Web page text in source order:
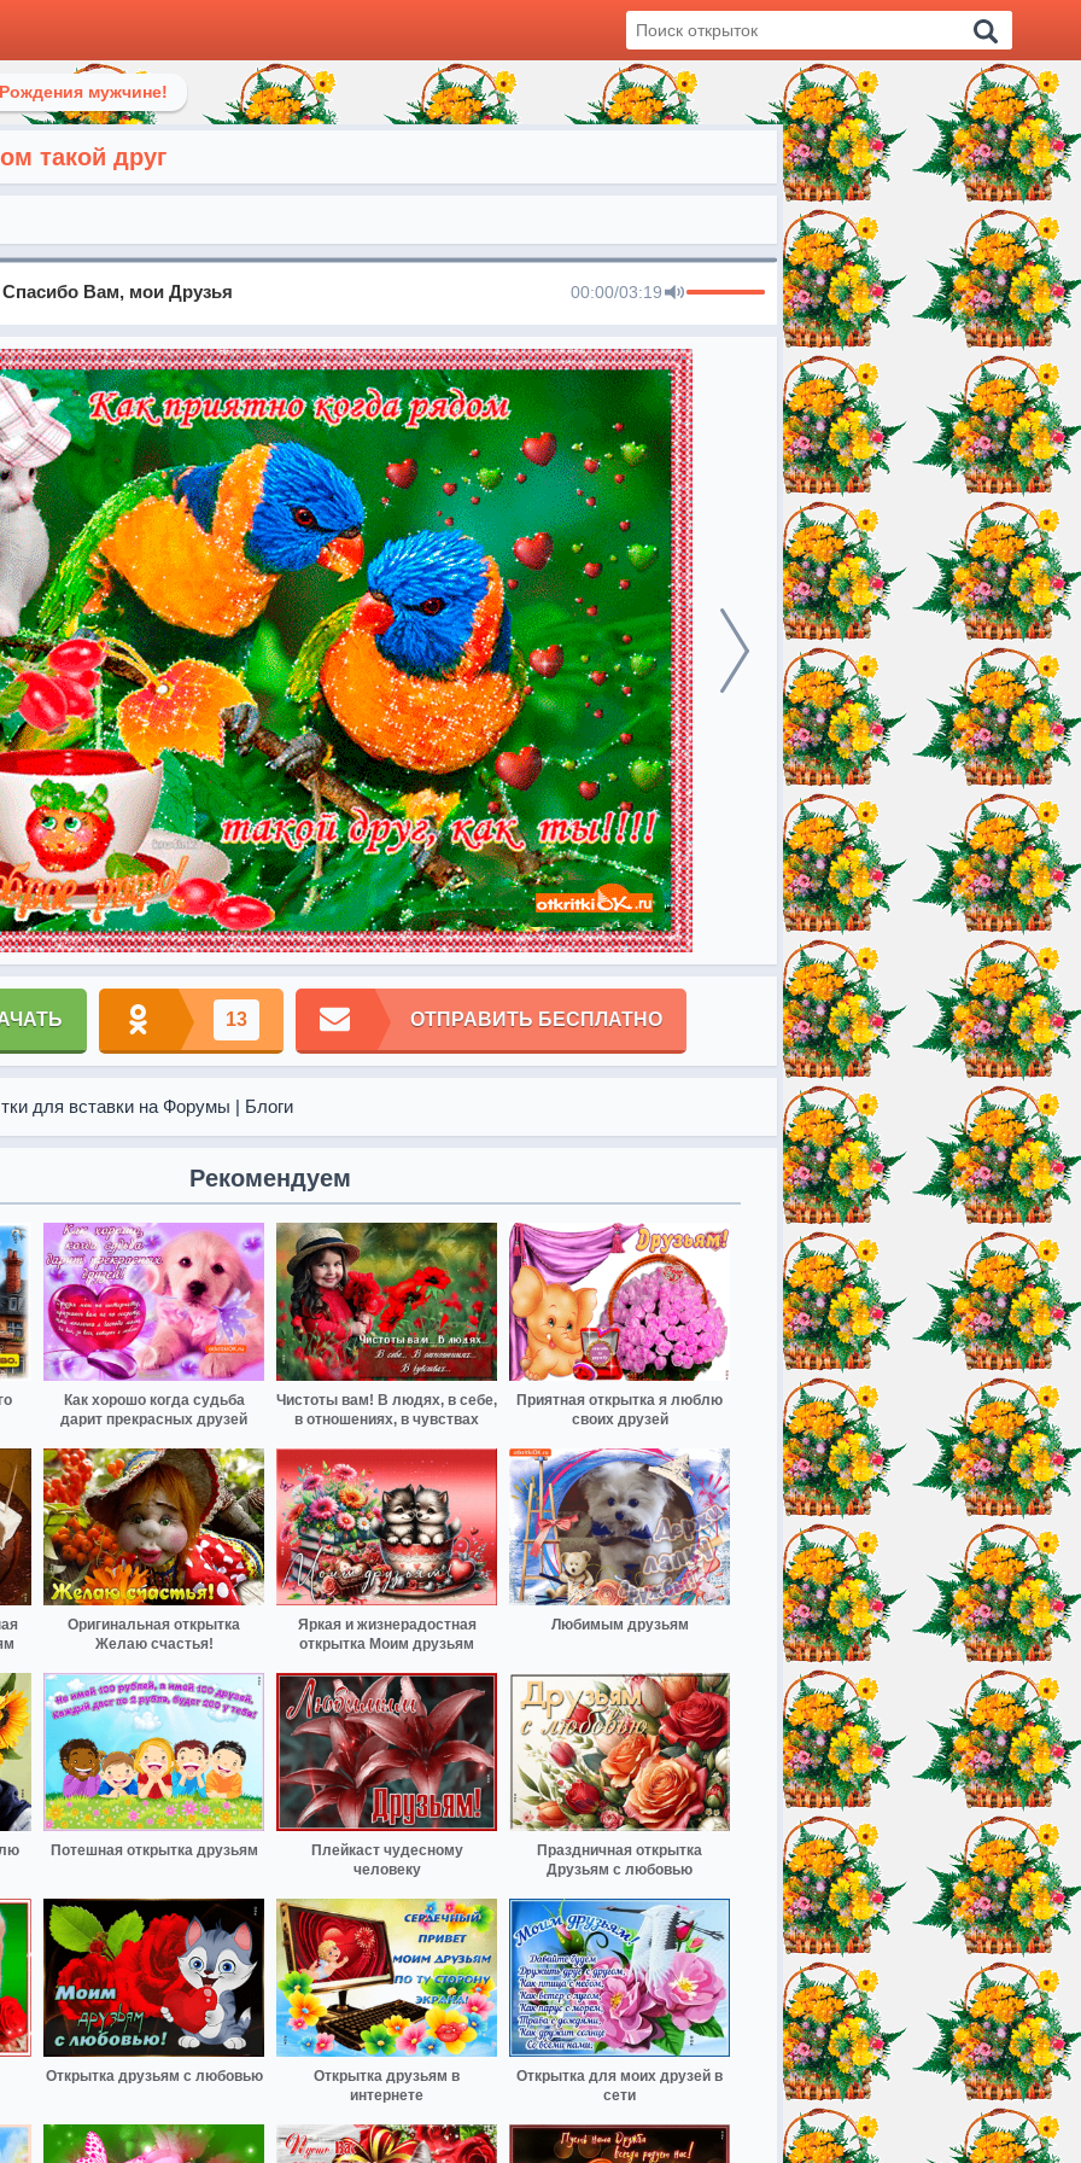
мужчине!
такой друг
Вам, мои Друзья 00:00/03:19
13 ОТПРАВИТЬ БЕСПЛАТНО
для вставки на Форумы | Блоги
Рекомендуем
Как хорошо когда судьба
дарит прекрасных друзей
Чистоты вам! В людях, в себе,
в отношениях, в чувствах
Приятная открытка я люблю
своих друзей
Оригинальная открытка
Желаю счастья!
Яркая и жизнерадостная
открытка Моим друзьям
Любимым друзьям
Потешная открытка друзьям
Плейкаст чудесному
человеку
Праздничная открытка
Друзьям с любовью
Открытка друзьям с любовью
Открытка друзьям в
интернете
Открытка для моих друзей в
сети